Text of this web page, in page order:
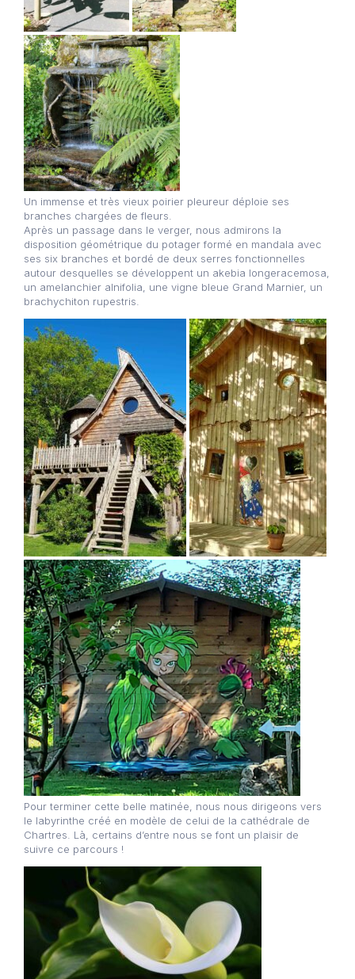
Un immense et très vieux poirier pleureur déploie ses
branches chargées de fleurs.
Après un passage dans le verger, nous admirons la
disposition géométrique du potager formé en mandala avec
ses six branches et bordé de deux serres fonctionnelles
autour desquelles se développent un akebia longeracemosa,
un amelanchier alnifolia, une vigne bleue Grand Marnier, un
brachychiton rupestris.
Pour terminer cette belle matinée, nous nous dirigeons vers
le labyrinthe créé en modèle de celui de la cathédrale de
Chartres. Là, certains d’entre nous se font un plaisir de
suivre ce parcours !